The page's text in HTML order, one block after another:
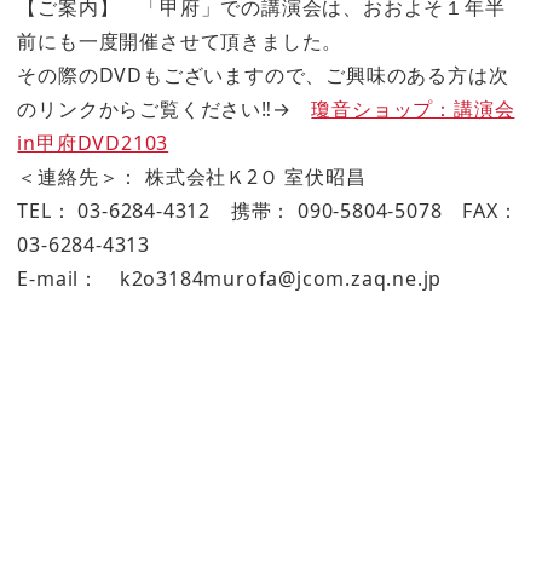
【ご案内】 「甲府」での講演会は、おおよそ１年半
前にも一度開催させて頂きました。
その際のDVDもございますので、ご興味のある方は次
のリンクからご覧ください‼→瓊音ショップ：講演会
in甲府DVD2103
＜連絡先＞： 株式会社Ｋ2Ｏ 室伏昭昌
TEL： 03-6284-4312 携帯： 090-5804-5078 FAX：
03-6284-4313
E-mail： k2o3184murofa@jcom.zaq.ne.jp